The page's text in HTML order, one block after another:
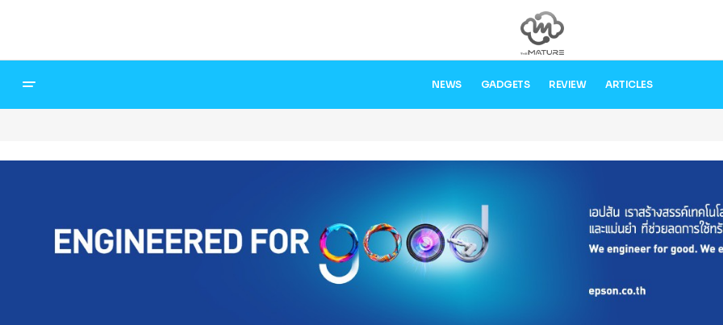
NEWS GADGETS REVIEW ARTICLES